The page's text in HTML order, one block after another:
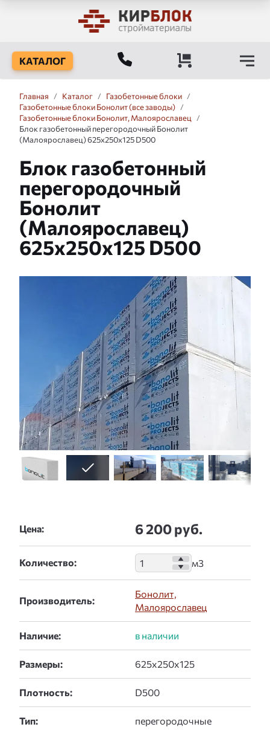
КАТАЛОГ
Главная / Каталог / Газобетонные блоки /
Газобетонные блоки Бонолит (все заводы) /
Газобетонные блоки Бонолит, Малоярославец
/
Блок газобетонный перегородочный Бонолит
(Малоярославец) 625x250x125 D500
Блок газобетонный
перегородочный
Бонолит
(Малоярославец)
625x250x125 D500
Цена: 6 200 руб.
Количество:
Производитель:
Бонолит,
Малоярославец
Наличие:
Размеры:
Плотность:
Тип: